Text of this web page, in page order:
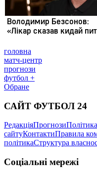
головна
матч-центр
прогнози
футбол +
Обране
САЙТ ФУТБОЛ 24
РедакціяПрогнози
сайтуКонтактиПравила
політикаСтруктура
Соціальні мережі